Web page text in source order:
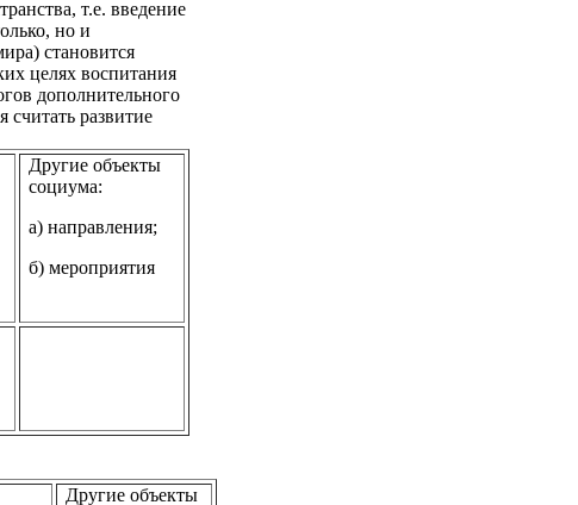
т.е. введение
но и
становится
целях воспитания
дополнительного
считать развитие
Другие объекты
социума:
а) направления;
б) мероприятия
Другие объекты